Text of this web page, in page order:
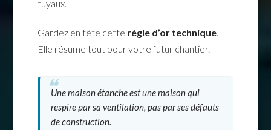
tuyaux.
Gardez en tête cette règle d’or technique
Elle résume tout pour votre futur chantier.
Une maison étanche est une maison qui
respire par sa ventilation, pas par ses défauts
de construction.